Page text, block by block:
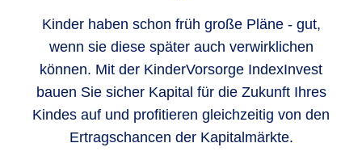
Kinder haben schon früh große Pläne - gut,
wenn sie diese später auch verwirklichen
können. Mit der KinderVorsorge IndexInvest
bauen Sie sicher Kapital für die Zukunft Ihres
Kindes auf und profitieren gleichzeitig von den
Ertragschancen der Kapitalmärkte.